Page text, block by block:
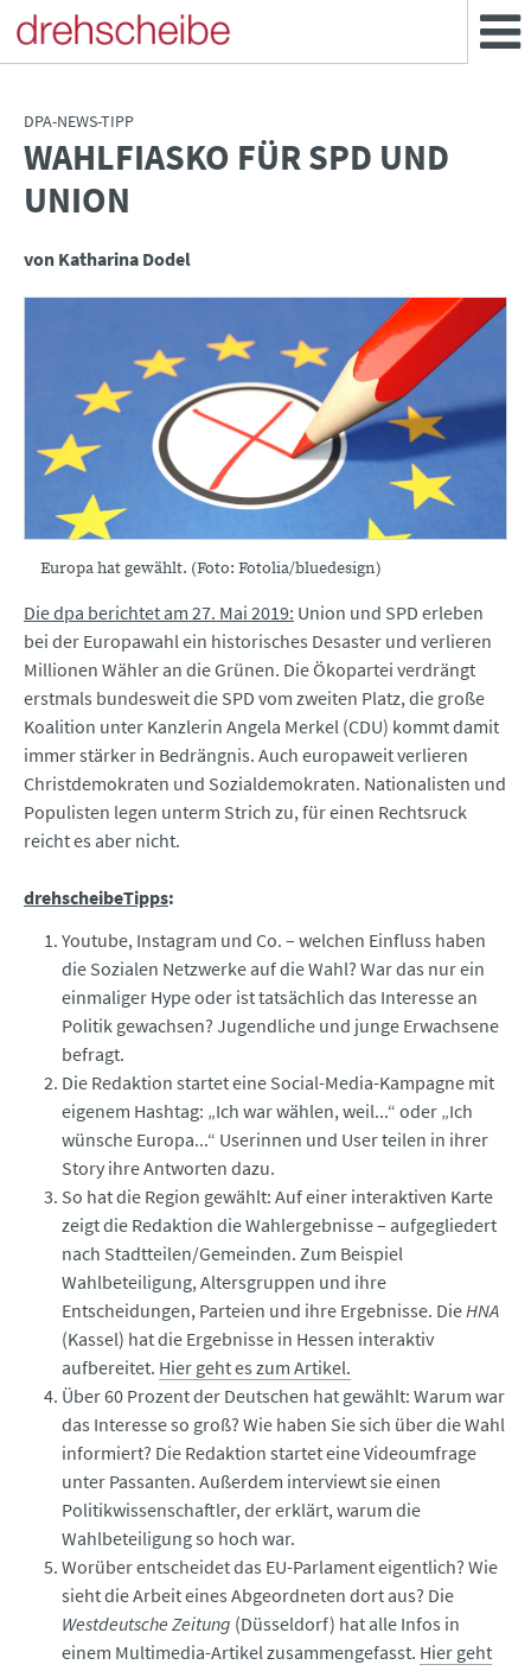
DPA-NEWS-TIPP
:WAHLFIASKO FÜR SPD UND
UNION
von Katharina Dodel
Europa hat gewählt. (Foto: Fotolia/bluedesign)
Die dpa berichtet am 27. Mai 2019: Union und SPD erleben
bei der Europawahl ein historisches Desaster und verlieren
Millionen Wähler an die Grünen. Die Ökopartei verdrängt
erstmals bundesweit die SPD vom zweiten Platz, die große
Koalition unter Kanzlerin Angela Merkel (CDU) kommt damit
immer stärker in Bedrängnis. Auch europaweit verlieren
Christdemokraten und Sozialdemokraten. Nationalisten und
Populisten legen unterm Strich zu, für einen Rechtsruck
reicht es aber nicht.
drehscheibeTipps:
Youtube, Instagram und Co. – welchen Einfluss haben
die Sozialen Netzwerke auf die Wahl? War das nur ein
einmaliger Hype oder ist tatsächlich das Interesse an
Politik gewachsen? Jugendliche und junge Erwachsene
befragt.
Die Redaktion startet eine Social-Media-Kampagne mit
eigenem Hashtag: „Ich war wählen, weil...“ oder „Ich
wünsche Europa...“ Userinnen und User teilen in ihrer
Story ihre Antworten dazu.
So hat die Region gewählt: Auf einer interaktiven Karte
zeigt die Redaktion die Wahlergebnisse – aufgegliedert
nach Stadtteilen/Gemeinden. Zum Beispiel
Wahlbeteiligung, Altersgruppen und ihre
Entscheidungen, Parteien und ihre Ergebnisse. DieHNA
(Kassel) hat die Ergebnisse in Hessen interaktiv
aufbereitet. Hier geht es zum Artikel.
Über 60 Prozent der Deutschen hat gewählt: Warum war
das Interesse so groß? Wie haben Sie sich über die Wahl
informiert? Die Redaktion startet eine Videoumfrage
unter Passanten. Außerdem interviewt sie einen
Politikwissenschaftler, der erklärt, warum die
Wahlbeteiligung so hoch war.
Worüber entscheidet das EU-Parlament eigentlich? Wie
sieht die Arbeit eines Abgeordneten dort aus? Die
Westdeutsche Zeitung (Düsseldorf) hat alle Infos in
einem Multimedia-Artikel zusammengefasst. Hier geht